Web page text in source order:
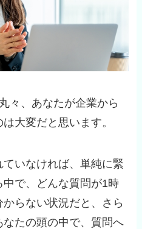
々、あなたが企業から
大変だと思います。
いなければ、単純に緊
で、どんな質問が1時
らない状況だと、さら
たの頭の中で、質問へ